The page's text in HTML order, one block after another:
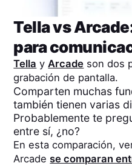
TellavsArcade
para
Tella yArcade son dos
grabación de pantalla.
Comparten muchas
también tienen varias
Probablemente te
entre sí, ¿no?
En esta comparación,
Arcade se comparan